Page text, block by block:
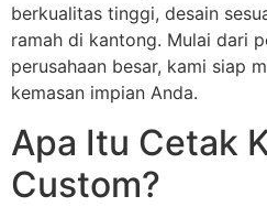
berkualitas tinggi, desain
ramah di kantong. Mulai dari
perusahaan besar, kami siap
kemasan impian Anda.
Apa Itu Cetak
Custom?